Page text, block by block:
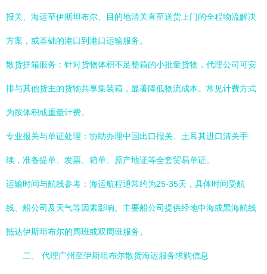
报关、海运至伊斯坦布尔、目的地清关直至送货上门的全程物流解决
方案，或基础的港口到港口运输服务。
散货拼箱服务：针对货物体积不足整箱的小批量货物，代理公司可安
排与其他货主的货物共享集装箱，显著降低物流成本。常见计费方式
为按体积或重量计费。
专业报关与单证处理：协助办理中国出口报关、土耳其进口清关手
续，准备提单、发票、箱单、原产地证等全套贸易单证。
运输时间与航线参考：海运航程通常约为25-35天，具体时间受航
线、船公司及天气等因素影响。主要船公司提供经地中海或黑海航线
抵达伊斯坦布尔的周班或双周班服务。
二、 代理广州至伊斯坦布尔散货海运服务求购信息